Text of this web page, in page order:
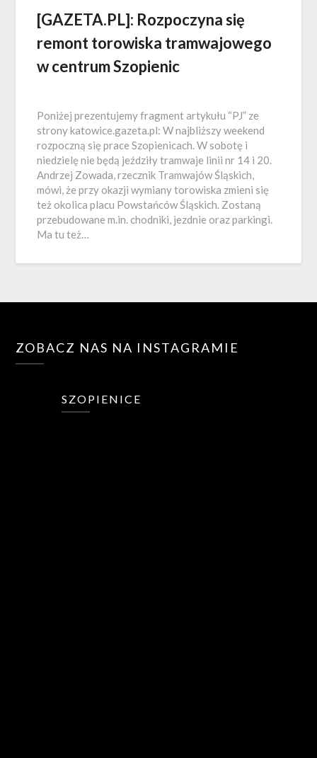
[GAZETA.PL]: Rozpoczyna się
remont torowiska tramwajowego
w centrum Szopienic
Poniżej prezentujemy fragment artykułu “PJ” ze
strony katowice.gazeta.pl: W najbliższy weekend
rozpoczną się prace Szopienicach. W sobotę i
niedzielę nie będą jeździły tramwaje linii nr 14 i 20.
Andrzej Zowada, rzecznik Tramwajów Śląskich,
mówi, że przy okazji wymiany torowiska zmieni się
też okolica placu Powstańców Śląskich. Zostaną
przebudowane m.in. chodniki, jezdnie oraz parkingi.
Ma tu też…
ZOBACZ NAS NA INSTAGRAMIE
SZOPIENICE